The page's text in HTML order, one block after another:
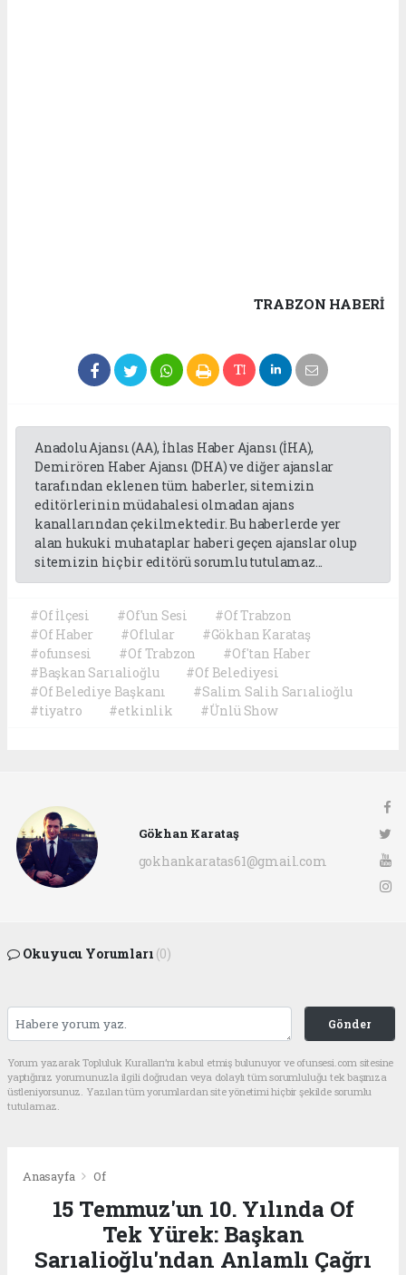
TRABZON HABERİ
Anadolu Ajansı (AA), İhlas Haber Ajansı (İHA),
Demirören Haber Ajansı (DHA) ve diğer ajanslar
tarafından eklenen tüm haberler, sitemizin
editörlerinin müdahalesi olmadan ajans
kanallarından çekilmektedir. Bu haberlerde yer
alan hukuki muhataplar haberi geçen ajanslar olup
sitemizin hiç bir editörü sorumlu tutulamaz...
#Of İlçesi #Of'un Sesi
#Of Trabzon
#Of Haber
#Oflular
#Gökhan Karataş
#ofunsesi
#Of Trabzon
#Of'tan Haber
#Başkan Sarıalioğlu
#Of Belediyesi
#Of Belediye Başkanı
#Salim Salih Sarıalioğlu
#tiyatro
#etkinlik #Ünlü Show
Gökhan Karataş
gokhankaratas61@gmail.com
Okuyucu Yorumları (0)
Gönder
Yorum yazarak Topluluk Kuralları’nı kabul etmiş bulunuyor ve ofunsesi.com sitesine
yaptığınız yorumunuzla ilgili doğrudan veya dolaylı tüm sorumluluğu tek başınıza
üstleniyorsunuz. Yazılan tüm yorumlardan site yönetimi hiçbir şekilde sorumlu
tutulamaz.
Anasayfa Of
15 Temmuz'un 10. Yılında Of
Tek Yürek: Başkan
Sarıalioğlu'ndan Anlamlı Çağrı